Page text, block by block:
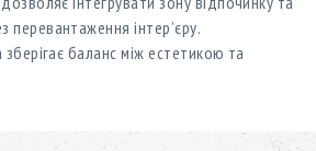
інтер’єру.
зберігає баланс між естетикою та
та мікроклімат